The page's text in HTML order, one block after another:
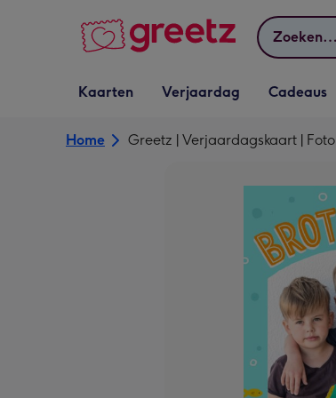
Zoeken
Vervolgkeuzelijst
Kaarten openen
Kaarten
Vervolgkeuzelijst
Verjaardag openen
Verjaardag
Vervolgkeuzelijst
Cadeaus openen
Cadeaus
Home Greetz | Verjaardagskaart |